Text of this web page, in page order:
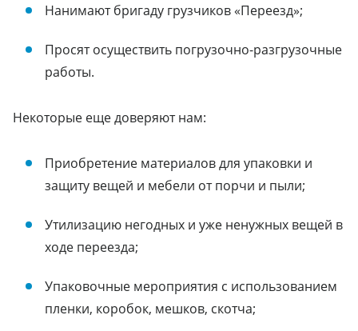
Нанимают бригаду грузчиков «Переезд»;
Просят осуществить погрузочно-разгрузочные
работы.
Некоторые еще доверяют нам:
Приобретение материалов для упаковки и
защиту вещей и мебели от порчи и пыли;
Утилизацию негодных и уже ненужных вещей в
ходе переезда;
Упаковочные мероприятия с использованием
пленки, коробок, мешков, скотча;